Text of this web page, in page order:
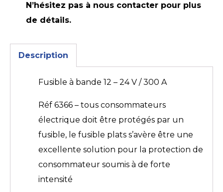
N’hésitez pas à nous contacter pour plus
de détails.
Description
Fusible à bande 12 – 24 V / 300 A
Réf 6366 – tous consommateurs
électrique doit être protégés par un
fusible, le fusible plats s’avère être une
excellente solution pour la protection de
consommateur soumis à de forte
intensité